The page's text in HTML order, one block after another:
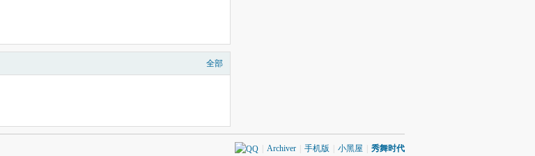
全部
Archiver 手机版 小黑屋 秀舞时代